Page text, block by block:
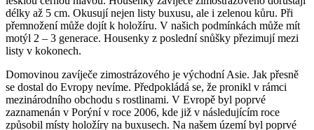
délky až 5 cm. Okusují nejen listy buxusu, ale i zelenou kůru. Při
přemnožení může dojít k holožíru. V našich podmínkách může mít
motýl 2 – 3 generace. Housenky z poslední snůšky přezimují mezi
listy v kokonech.
Domovinou zavíječe zimostrázového je východní Asie. Jak přesně
se dostal do Evropy nevíme. Předpokládá se, že pronikl v rámci
mezinárodního obchodu s rostlinami. V Evropě byl poprvé
zaznamenán v Porýní v roce 2006, kde již v následujícím roce
způsobil místy holožíry na buxusech. Na našem území byl poprvé